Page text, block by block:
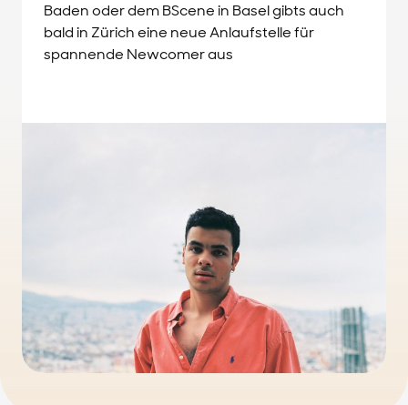
Baden oder dem BScene in Basel gibts auch
bald in Zürich eine neue Anlaufstelle für
spannende Newcomer aus